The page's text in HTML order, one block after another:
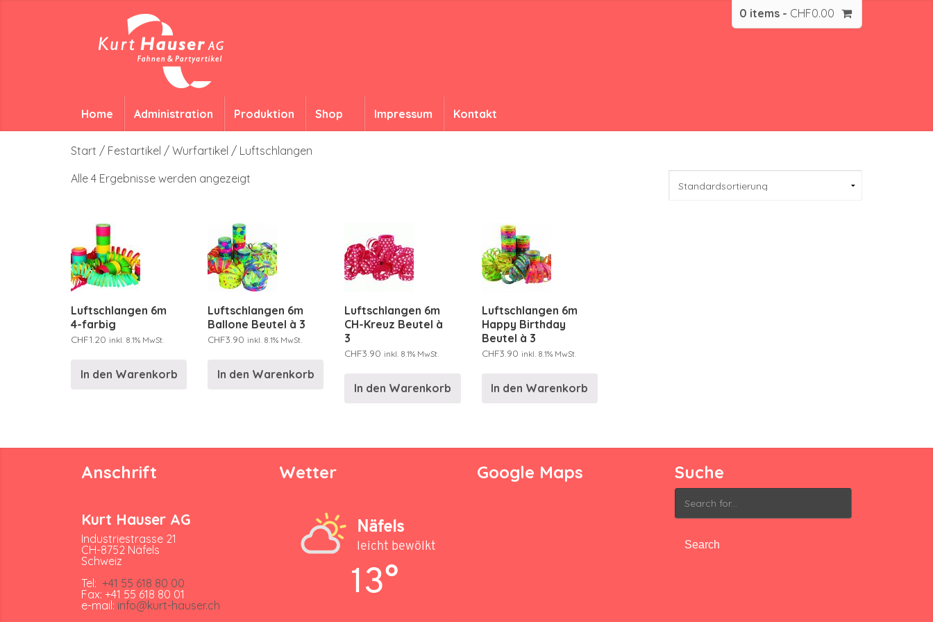
0 items - CHF0.00
Home Administration Produktion Shop Impressum Kontakt
Start / Festartikel / Wurfartikel / Luftschlangen
Alle 4 Ergebnisse werden angezeigt
Luftschlangen 6m
4-farbig
CHF1.20 inkl. 8.1% MwSt.
In den Warenkorb
Luftschlangen 6m
Ballone Beutel à 3
CHF3.90 inkl. 8.1% MwSt.
In den Warenkorb
Luftschlangen 6m
CH-Kreuz Beutel à
3
CHF3.90 inkl. 8.1% MwSt.
In den Warenkorb
Luftschlangen 6m
Happy Birthday
Beutel à 3
CHF3.90 inkl. 8.1% MwSt.
In den Warenkorb
Anschrift
Kurt Hauser AG
Industriestrasse 21
CH-8752 Näfels
Schweiz
Tel: +41 55 618 80 00
Fax: +41 55 618 80 01
e-mail: info@kurt-hauser.ch
Wetter
Näfels
leicht bewölkt
13°
Google Maps Suche
Search
for: